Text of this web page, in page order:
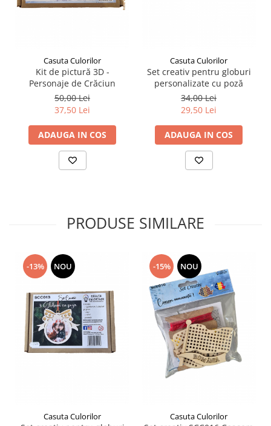
Cerneala
Cerneala Calimara, Patroane
Markere
Termosensibile
Casuta Culorilor
Kit de pictură 3D -
Personaje de Crăciun
50,00 Lei
37,50 Lei
ADAUGA IN COS
Casuta Culorilor
Set creativ pentru globuri
personalizate cu poză
34,00 Lei
29,50 Lei
ADAUGA IN COS
PRODUSE SIMILARE
-13% NOU
Casuta Culorilor
-15% NOU
Casuta Culorilor